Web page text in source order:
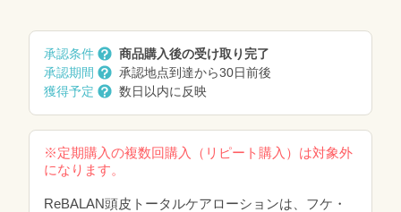
承認条件
商品購入後の受け取り完了
承認期間
承認地点到達から30日前後
獲得予定
数日以内に反映
※定期購入の複数回購入（リピート購入）は対象外
になります。
ReBALAN頭皮トータルケアローションは、フケ・